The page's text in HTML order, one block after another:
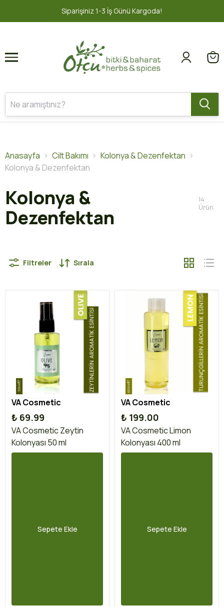
2000 TL ve üzeri ÜCRETSİZ KARGO 📦
1 2
Anasayfa Cilt Bakımı
Kolonya & Dezenfektan
Kolonya & Dezenfektan
Kolonya &
Dezenfektan
14
Ürün
Filtreler Sırala
VA Cosmetic
₺ 69.99
VA Cosmetic Zeytin
Kolonyası 50 ml
Sepete Ekle
VA Cosmetic
₺ 199.00
VA Cosmetic Limon
Kolonyası 400 ml
Sepete Ekle